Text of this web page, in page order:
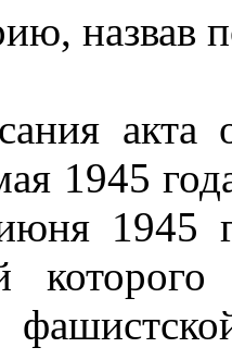
акта
1945
1945